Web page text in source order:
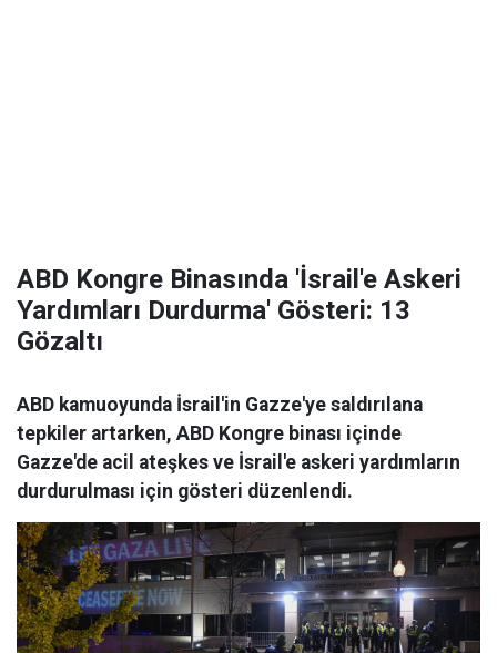
ABD Kongre Binasında 'İsrail'e Askeri
Yardımları Durdurma' Gösteri: 13
Gözaltı
ABD kamuoyunda İsrail'in Gazze'ye saldırılana
tepkiler artarken, ABD Kongre binası içinde
Gazze'de acil ateşkes ve İsrail'e askeri yardımların
durdurulması için gösteri düzenlendi.